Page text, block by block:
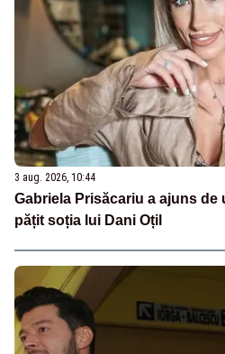
3 aug. 2026, 10:44
Gabriela Prisăcariu a ajuns de
pățit soția lui Dani Oțil